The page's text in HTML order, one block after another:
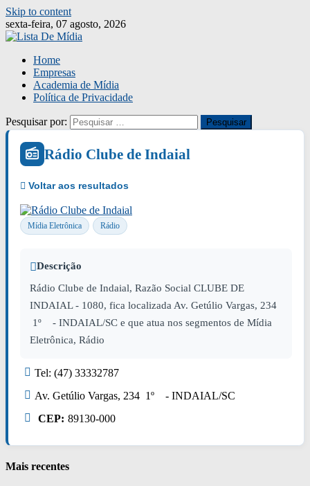
Skip to content
sexta-feira, 07 agosto, 2026
Home
Empresas
Academia de Mídia
Política de Privacidade
Pesquisar por:
Rádio Clube de Indaial
Mídia Eletrônica Rádio
Descrição
Rádio Clube de Indaial, Razão Social CLUBE DE
INDAIAL - 1080, fica localizada Av. Getúlio Vargas, 234
1º - INDAIAL/SC e que atua nos segmentos de Mídia
Eletrônica, Rádio
Tel: (47) 33332787
Av. Getúlio Vargas, 234 1º - INDAIAL/SC
CEP: 89130-000
Mais recentes